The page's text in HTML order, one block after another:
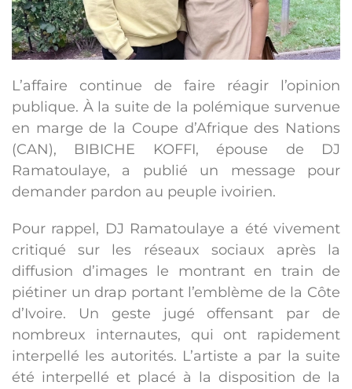
L’affaire continue de faire réagir l’opinion
publique. À la suite de la polémique survenue
en marge de la Coupe d’Afrique des Nations
(CAN), BIBICHE KOFFI, épouse de DJ
Ramatoulaye, a publié un message pour
demander pardon au peuple ivoirien.
Pour rappel, DJ Ramatoulaye a été vivement
critiqué sur les réseaux sociaux après la
diffusion d’images le montrant en train de
piétiner un drap portant l’emblème de la Côte
d’Ivoire. Un geste jugé offensant par de
nombreux internautes, qui ont rapidement
interpellé les autorités. L’artiste a par la suite
été interpellé et placé à la disposition de la